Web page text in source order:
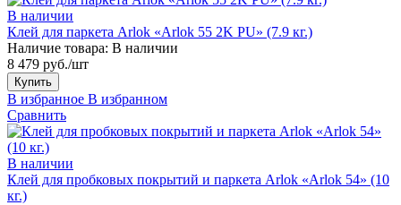
В наличии
Клей для паркета Arlok «Arlok 55 2K PU» (7.9 кг.)
Наличие товара: В наличии
8 479 руб./шт
Купить
В избранное В избранном
Сравнить
В наличии
Клей для пробковых покрытий и паркета Arlok «Arlok 54» (10
кг.)